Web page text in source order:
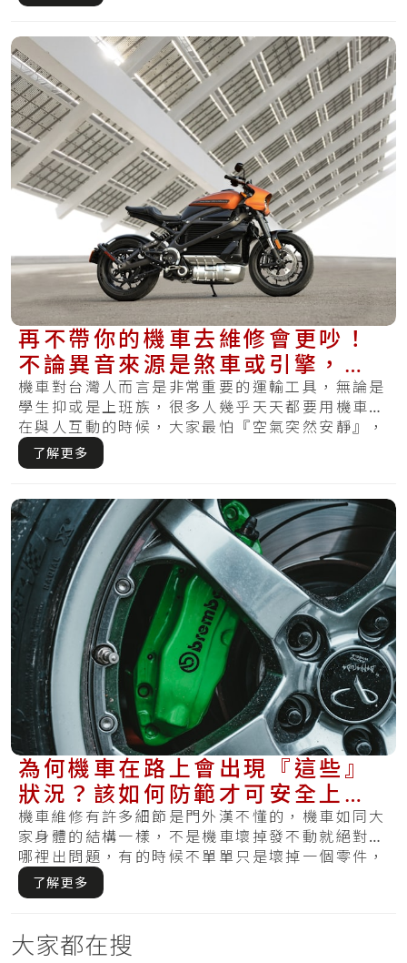
再不帶你的機車去維修會更吵！
不論異音來源是煞車或引擎，一
起來看看解決方式
機車對台灣人而言是非常重要的運輸工具，無論是
學生抑或是上班族，很多人幾乎天天都要用機車。
在與人互動的時候，大家最怕『空氣突然安靜』，
然而.....
了解更多
為何機車在路上會出現『這些』
狀況？該如何防範才可安全上
路？
機車維修有許多細節是門外漢不懂的，機車如同大
家身體的結構一樣，不是機車壞掉發不動就絕對是
哪裡出問題，有的時候不單單只是壞掉一個零件，
反而.....
了解更多
大家都在搜